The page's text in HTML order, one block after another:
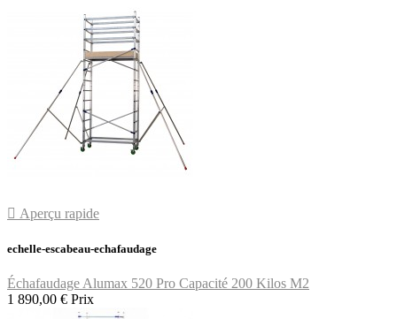
 Aperçu rapide
echelle-escabeau-echafaudage
Échafaudage Alumax 520 Pro Capacité 200 Kilos M2
1 890,00 € Prix